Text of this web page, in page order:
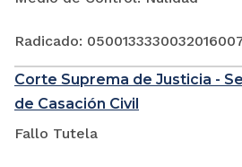
Radicado:
Corte Suprema de Justicia -
de Casación Civil
Fallo Tutela